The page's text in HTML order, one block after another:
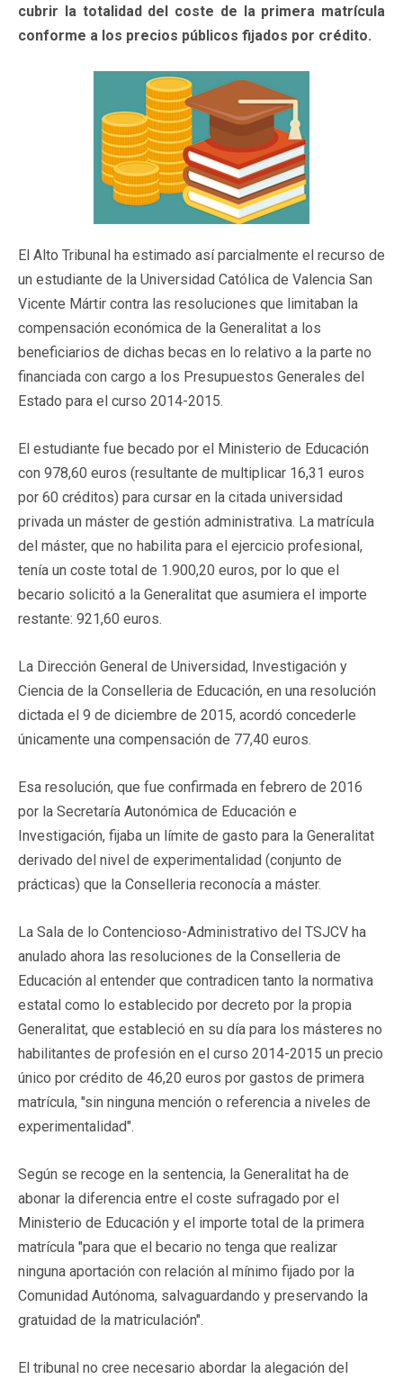
cubrir la totalidad del coste de la primera matrícula
conforme a los precios públicos fijados por crédito.
El Alto Tribunal ha estimado así parcialmente el recurso de
un estudiante de la Universidad Católica de Valencia San
Vicente Mártir contra las resoluciones que limitaban la
compensación económica de la Generalitat a los
beneficiarios de dichas becas en lo relativo a la parte no
financiada con cargo a los Presupuestos Generales del
Estado para el curso 2014-2015.
El estudiante fue becado por el Ministerio de Educación
con 978,60 euros (resultante de multiplicar 16,31 euros
por 60 créditos) para cursar en la citada universidad
privada un máster de gestión administrativa. La matrícula
del máster, que no habilita para el ejercicio profesional,
tenía un coste total de 1.900,20 euros, por lo que el
becario solicitó a la Generalitat que asumiera el importe
restante: 921,60 euros.
La Dirección General de Universidad, Investigación y
Ciencia de la Conselleria de Educación, en una resolución
dictada el 9 de diciembre de 2015, acordó concederle
únicamente una compensación de 77,40 euros.
Esa resolución, que fue confirmada en febrero de 2016
por la Secretaría Autonómica de Educación e
Investigación, fijaba un límite de gasto para la Generalitat
derivado del nivel de experimentalidad (conjunto de
prácticas) que la Conselleria reconocía a máster.
La Sala de lo Contencioso-Administrativo del TSJCV ha
anulado ahora las resoluciones de la Conselleria de
Educación al entender que contradicen tanto la normativa
estatal como lo establecido por decreto por la propia
Generalitat, que estableció en su día para los másteres no
habilitantes de profesión en el curso 2014-2015 un precio
único por crédito de 46,20 euros por gastos de primera
matrícula, "sin ninguna mención o referencia a niveles de
experimentalidad".
Según se recoge en la sentencia, la Generalitat ha de
abonar la diferencia entre el coste sufragado por el
Ministerio de Educación y el importe total de la primera
matrícula "para que el becario no tenga que realizar
ninguna aportación con relación al mínimo fijado por la
Comunidad Autónoma, salvaguardando y preservando la
gratuidad de la matriculación".
El tribunal no cree necesario abordar la alegación del